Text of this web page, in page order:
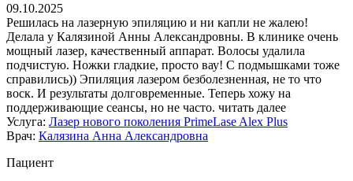
09.10.2025
Решилась на лазерную эпиляцию и ни капли не жалею!
Делала у Калязиной Анны Александровны. В клинике очень
мощный лазер, качественный аппарат. Волосы удалила
подчистую. Ножки гладкие, просто вау! С подмышками тоже
справились)) Эпиляция лазером безболезненная, не то что
воск. И результаты долговременные. Теперь хожу на
поддерживающие сеансы, но не часто. читать далее
Услуга: Лазер нового поколения PrimeLase Alex Plus
Врач: Калязина Анна Александровна
Пациент